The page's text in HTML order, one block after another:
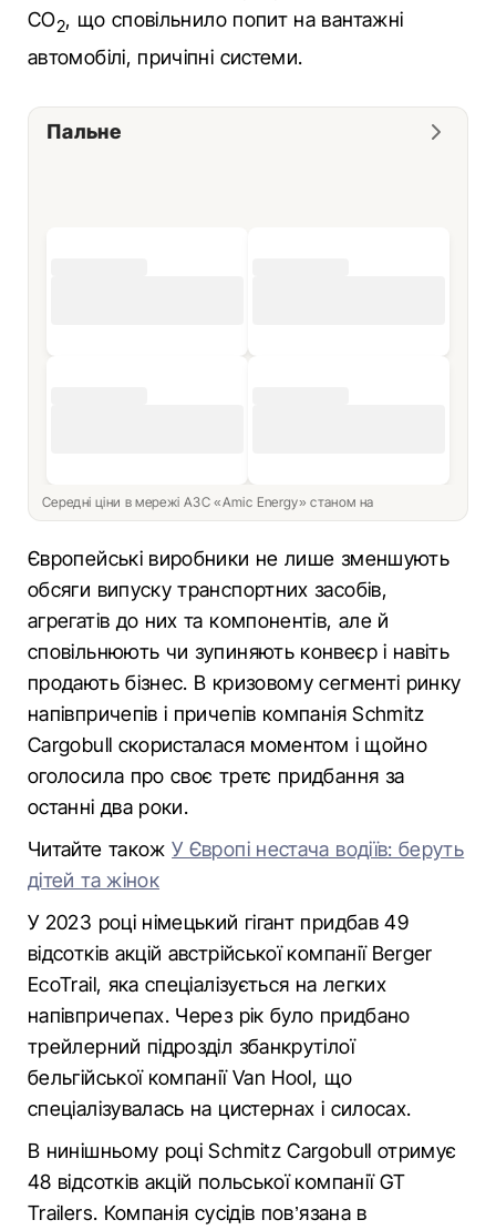
CO2, що сповільнило попит на вантажні
автомобілі, причіпні системи.
Пальне
Середні ціни в мережі АЗС «Amic Energy» станом на
Європейські виробники не лише зменшують
обсяги випуску транспортних засобів,
агрегатів до них та компонентів, але й
сповільнюють чи зупиняють конвеєр і навіть
продають бізнес. В кризовому сегменті ринку
напівпричепів і причепів компанія Schmitz
Cargobull скористалася моментом і щойно
оголосила про своє третє придбання за
останні два роки.
Читайте такожУ Європі нестача водіїв: беруть
дітей та жінок
У 2023 році німецький гігант придбав 49
відсотків акцій австрійської компанії Berger
EcoTrail, яка спеціалізується на легких
напівпричепах. Через рік було придбано
трейлерний підрозділ збанкрутілої
бельгійської компанії Van Hool, що
спеціалізувалась на цистернах і силосах.
В нинішньому році Schmitz Cargobull отримує
48 відсотків акцій польської компанії GT
Trailers. Компанія сусідів пов’язана в